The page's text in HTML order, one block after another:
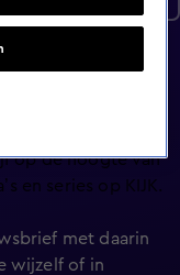
op de hoogte van
en series op KIJK.
met daarin
wijzelf of in